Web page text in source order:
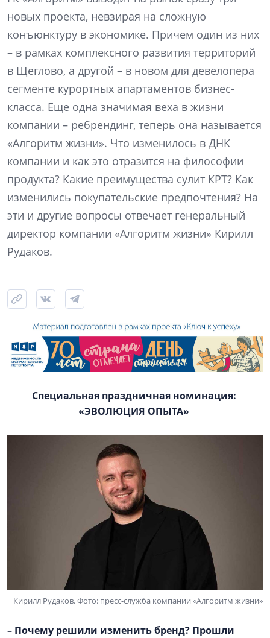
новых проекта, невзирая на сложную
конъюнктуру в экономике. Причем один из них
– в рамках комплексного развития территорий
в Щеглово, а другой – в новом для девелопера
сегменте курортных апартаментов бизнес-
класса. Еще одна значимая веха в жизни
компании – ребрендинг, теперь она называется
«Алгоритм жизни». Что изменилось в ДНК
компании и как это отразится на философии
продукта? Какие преимущества сулит КРТ? Как
изменились покупательские предпочтения? На
эти и другие вопросы отвечает генеральный
директор компании «Алгоритм жизни» Кирилл
Рудаков.
Специальная праздничная номинация:
«ЭВОЛЮЦИЯ ОПЫТА»
Кирилл Рудаков. Фото: пресс-служба компании «Алгоритм жизни»
– Почему решили изменить бренд? Прошли